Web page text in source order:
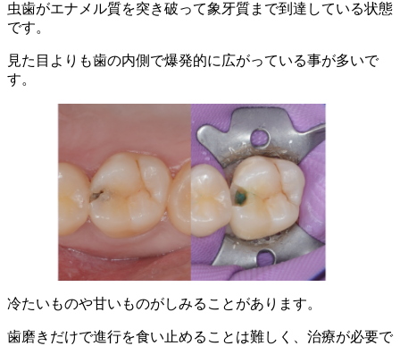
虫歯がエナメル質を突き破って象牙質まで到達している状態
です。
見た目よりも歯の内側で爆発的に広がっている事が多いで
す。
冷たいものや甘いものがしみることがあります。
歯磨きだけで進行を食い止めることは難しく、治療が必要で